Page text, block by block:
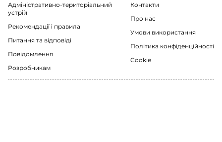
Адміністративно-територіальний
устрій
Рекомендації i правила
Питання та відповіді
Повідомлення
Розробникам
Контакти
Про нас
Умови використання
Політика конфіденційності
Cookie